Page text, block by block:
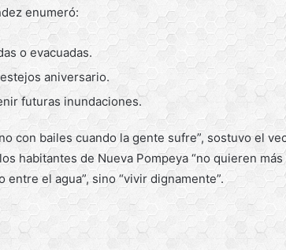
enumeró:
o evacuadas.
aniversario.
futuras inundaciones.
con bailes cuando la gente sufre”, sostuvo el
habitantes de Nueva Pompeya “no quieren más
el agua”, sino “vivir dignamente”.